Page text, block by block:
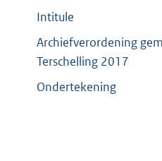
Intitule
Archiefverordening
Terschelling 2017
Ondertekening